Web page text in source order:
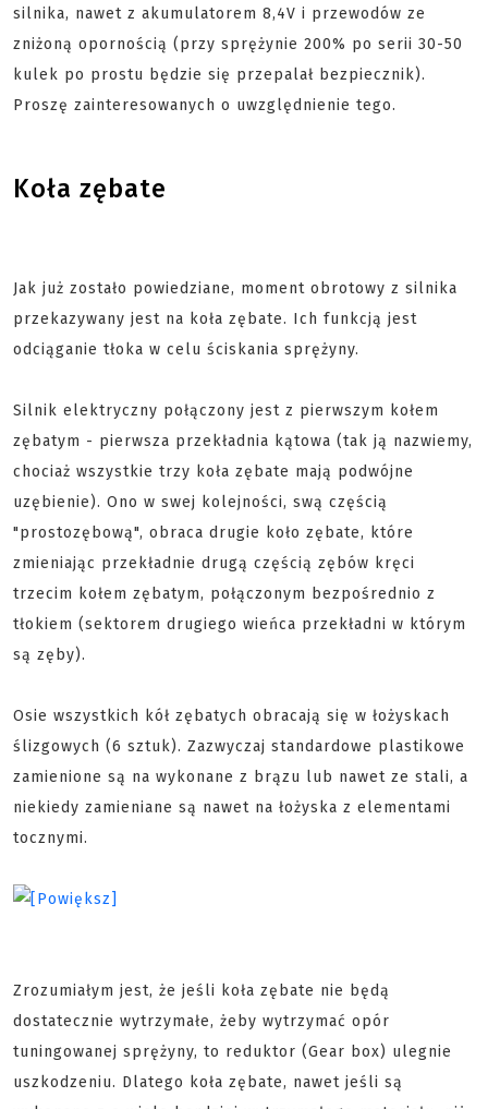
silnika, nawet z akumulatorem 8,4V i przewodów ze
zniżoną opornością (przy sprężynie 200% po serii 30-50
kulek po prostu będzie się przepalał bezpiecznik).
Proszę zainteresowanych o uwzględnienie tego.
Koła zębate
Jak już zostało powiedziane, moment obrotowy z silnika
przekazywany jest na koła zębate. Ich funkcją jest
odciąganie tłoka w celu ściskania sprężyny.
Silnik elektryczny połączony jest z pierwszym kołem
zębatym - pierwsza przekładnia kątowa (tak ją nazwiemy,
chociaż wszystkie trzy koła zębate mają podwójne
uzębienie). Ono w swej kolejności, swą częścią
"prostozębową", obraca drugie koło zębate, które
zmieniając przekładnie drugą częścią zębów kręci
trzecim kołem zębatym, połączonym bezpośrednio z
tłokiem (sektorem drugiego wieńca przekładni w którym
są zęby).
Osie wszystkich kół zębatych obracają się w łożyskach
ślizgowych (6 sztuk). Zazwyczaj standardowe plastikowe
zamienione są na wykonane z brązu lub nawet ze stali, a
niekiedy zamieniane są nawet na łożyska z elementami
tocznymi.
Zrozumiałym jest, że jeśli koła zębate nie będą
dostatecznie wytrzymałe, żeby wytrzymać opór
tuningowanej sprężyny, to reduktor (Gear box) ulegnie
uszkodzeniu. Dlatego koła zębate, nawet jeśli są